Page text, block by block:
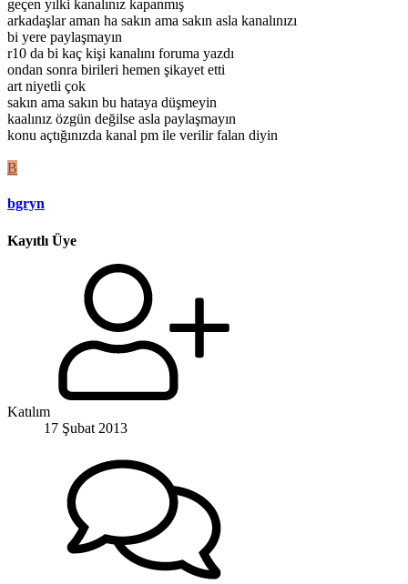
geçen yılki kanalınız kapanmış
arkadaşlar aman ha sakın ama sakın asla kanalınızı
bi yere paylaşmayın
r10 da bi kaç kişi kanalını foruma yazdı
ondan sonra birileri hemen şikayet etti
art niyetli çok
sakın ama sakın bu hataya düşmeyin
kaalınız özgün değilse asla paylaşmayın
konu açtığınızda kanal pm ile verilir falan diyin
B
bgryn
Kayıtlı Üye
Katılım
17 Şubat 2013